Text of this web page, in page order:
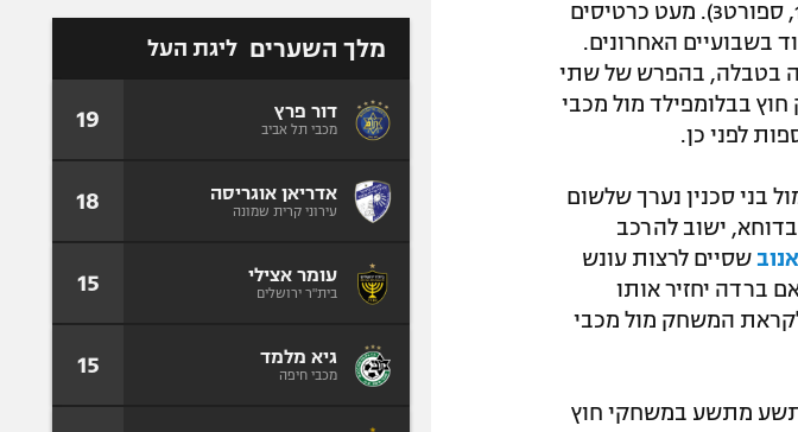
טירוף בבאר שבע לקראת המשחק מחר מול הפועל ירושלים (שבת, 17:30, ספורט3). מעט כרטיסים
בשבועיים האחרונים.
בטבלה, בהפרש של שתי
בבלומפילד מול מכבי
לפני כן.
בני סכנין נערך שלשום
ישוב להרכב
שסיים לרצות עונש
ברדה יחזיר אותו
לקראת המשחק מול מכבי
תשע מתשע במשחקי חוץ
מלך השערים ליגת העל
דור פרץ
מכבי תל אביב 19
אדריאן אוגריסה
עירוני קרית שמונה 18
עומר אצילי
בית"ר ירושלים 15
גיא מלמד
מכבי חיפה 15